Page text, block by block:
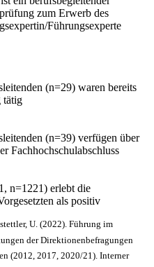
zum Erwerb des
Führungsexperte
(n=29) waren bereits
tätig
(n=39) verfügen über
Fachhochschulabschluss
n=1221) erlebt die
als positiv
U. (2022). Führung im
der Direktionenbefragungen
(2012, 2017, 2020/21). Interner